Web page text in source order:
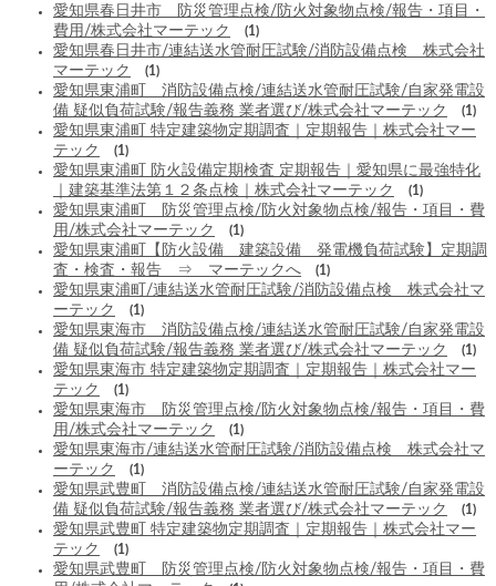
愛知県春日井市 防災管理点検/防火対象物点検/報告・項目・
費用/株式会社マーテック
(1)
愛知県春日井市/連結送水管耐圧試験/消防設備点検 株式会社
マーテック
(1)
愛知県東浦町 消防設備点検/連結送水管耐圧試験/自家発電設
備 疑似負荷試験/報告義務 業者選び/株式会社マーテック
(1)
愛知県東浦町 特定建築物定期調査｜定期報告｜株式会社マー
テック
(1)
愛知県東浦町 防火設備定期検査 定期報告｜愛知県に最強特化
｜建築基準法第１２条点検｜株式会社マーテック
(1)
愛知県東浦町 防災管理点検/防火対象物点検/報告・項目・費
用/株式会社マーテック
(1)
愛知県東浦町【防火設備 建築設備 発電機負荷試験】定期調
査・検査・報告 ⇒ マーテックへ
(1)
愛知県東浦町/連結送水管耐圧試験/消防設備点検 株式会社マ
ーテック
(1)
愛知県東海市 消防設備点検/連結送水管耐圧試験/自家発電設
備 疑似負荷試験/報告義務 業者選び/株式会社マーテック
(1)
愛知県東海市 特定建築物定期調査｜定期報告｜株式会社マー
テック
(1)
愛知県東海市 防災管理点検/防火対象物点検/報告・項目・費
用/株式会社マーテック
(1)
愛知県東海市/連結送水管耐圧試験/消防設備点検 株式会社マ
ーテック
(1)
愛知県武豊町 消防設備点検/連結送水管耐圧試験/自家発電設
備 疑似負荷試験/報告義務 業者選び/株式会社マーテック
(1)
愛知県武豊町 特定建築物定期調査｜定期報告｜株式会社マー
テック
(1)
愛知県武豊町 防災管理点検/防火対象物点検/報告・項目・費